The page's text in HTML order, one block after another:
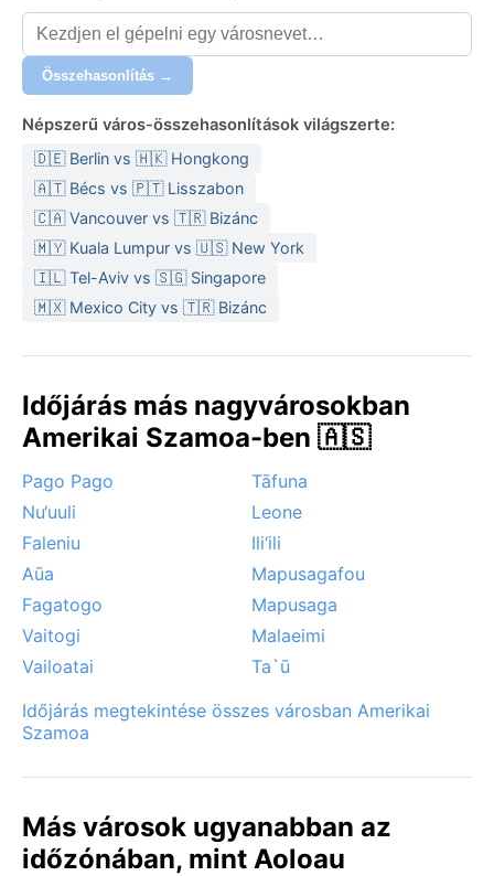
Összehasonlítás →
Népszerű város-összehasonlítások világszerte:
🇩🇪 Berlin vs 🇭🇰 Hongkong
🇦🇹 Bécs vs 🇵🇹 Lisszabon
🇨🇦 Vancouver vs 🇹🇷 Bizánc
🇲🇾 Kuala Lumpur vs 🇺🇸 New York
🇮🇱 Tel-Aviv vs 🇸🇬 Singapore
🇲🇽 Mexico City vs 🇹🇷 Bizánc
Időjárás más nagyvárosokban
Amerikai Szamoa-ben 🇦🇸
Pago Pago
Tāfuna
Nu‘uuli
Leone
Faleniu
Ili‘ili
Aūa
Mapusagafou
Fagatogo
Mapusaga
Vaitogi
Malaeimi
Vailoatai
Ta`ū
Időjárás megtekintése összes városban Amerikai
Szamoa
Más városok ugyanabban az
időzónában, mint Aoloau